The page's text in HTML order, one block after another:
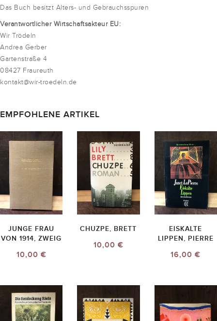
Das Buch besitzt Alters- und Gebrauchsspuren
Verantwortlicher Wirtschaftsakteur EU:
Wir Trödeln
Andrea Gerber
Gartenstraße 4
08427 Fraureuth
kontakt@wir-troedeln.de
EMPFOHLENE ARTIKEL
JUNGE FRAU
VON 1914, ZWEIG
10,00 €
CHUZPE, BRETT
10,00 €
EISKALTE
LIPPEN, PIERRE
16,00 €